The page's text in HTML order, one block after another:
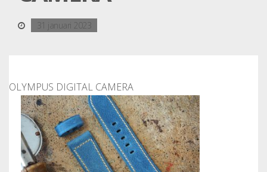
31 januari 2023
OLYMPUS DIGITAL CAMERA